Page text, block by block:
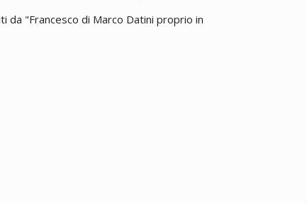
da "Francesco di Marco Datini proprio in